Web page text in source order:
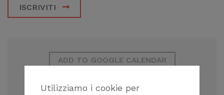
Utilizziamo i cookie per
ISCRIVITI
ADD TO GOOGLE CALENDAR